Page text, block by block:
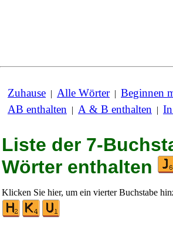
Zuhause | Alle Wörter| Beginnen
AB enthalten | A & B enthalten |
Liste der 7-
Wörter enthalten
Klicken Sie hier, um ein vierter Buchstabe